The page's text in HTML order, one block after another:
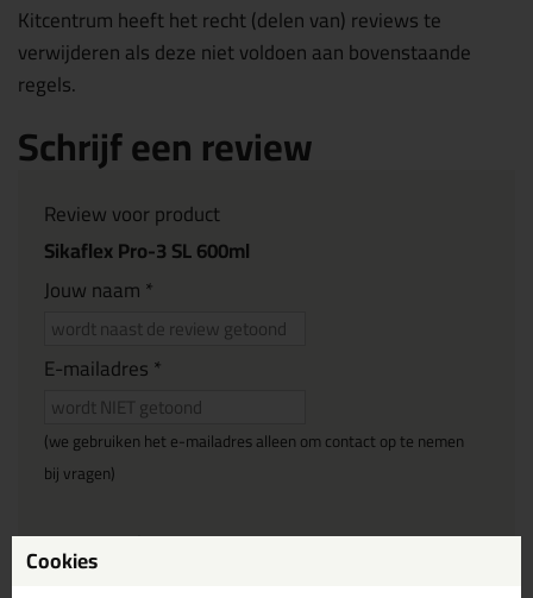
Kitcentrum heeft het recht (delen van) reviews te
verwijderen als deze niet voldoen aan bovenstaande
regels.
Schrijf een review
Review voor product
Sikaflex Pro-3 SL 600ml
Jouw naam *
E-mailadres *
(we gebruiken het e-mailadres alleen om contact op te nemen
bij vragen)
Reviewtitel *
Cookies